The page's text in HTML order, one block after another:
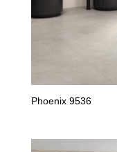
Phoenix 9536